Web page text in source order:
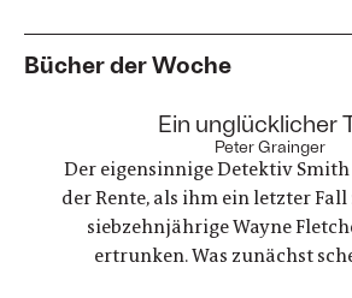
Bücher der Woche
Ein unglücklicher
Peter Grainger
Der eigensinnige Detektiv
der Rente, als ihm ein letzter
siebzehnjährige Wayne
ertrunken. Was zunächst